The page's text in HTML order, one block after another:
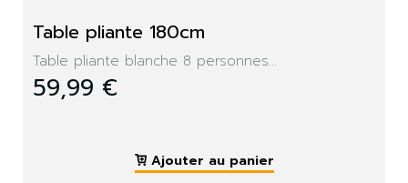
Table pliante 180cm
Table pliante blanche 8 personnes...
59,99 €
Ajouter au panier